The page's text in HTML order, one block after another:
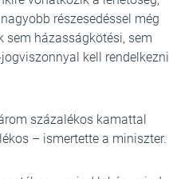
részesedéssel még
sem házasságkötési, sem
kell rendelkezni
százalékos kamattal
– ismertette a miniszter.